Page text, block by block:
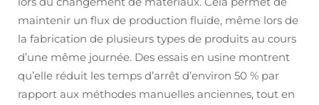
maintenir un flux de production fluide, même lors de
la fabrication de plusieurs types de produits au cours
d’une même journée. Des essais en usine montrent
qu’elle réduit les temps d’arrêt d’environ 50 % par
rapport aux méthodes manuelles anciennes, tout en